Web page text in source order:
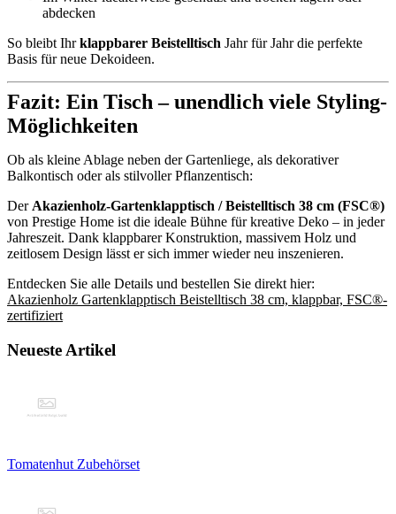
abdecken
So bleibt Ihrklappbarer Beistelltisch Jahr für Jahr die perfekte
Basis für neue Dekoideen.
Fazit: Ein Tisch – unendlich viele Styling-
Möglichkeiten
Ob als kleine Ablage neben der Gartenliege, als dekorativer
Balkontisch oder als stilvoller Pflanzentisch:
Der Akazienholz-Gartenklapptisch / Beistelltisch 38 cm (FSC®)
von Prestige Home ist die ideale Bühne für kreative Deko – in jeder
Jahreszeit. Dank klappbarer Konstruktion, massivem Holz und
zeitlosem Design lässt er sich immer wieder neu inszenieren.
Entdecken Sie alle Details und bestellen Sie direkt hier:
Akazienholz Gartenklapptisch Beistelltisch 38 cm, klappbar, FSC®-
zertifiziert
Neueste Artikel
Tomatenhut Zubehörset